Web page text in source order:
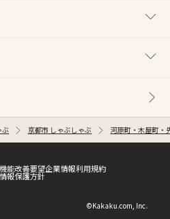
ぶ 京都市 しゃぶしゃぶ 河原町・木屋町・
機能改善要望企業情報利用規約
報保護方針
©Kakaku.com, Inc.